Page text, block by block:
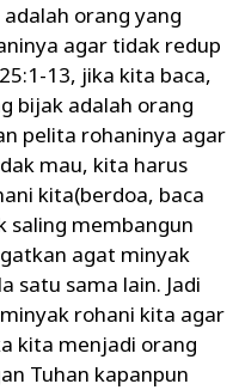
orang yang
agar tidak redup
13, jika kita baca,
bijak adalah orang
pelita rohaninya agar
mau, kita harus
kita(berdoa, baca
saling membangun
agat minyak
satu sama lain. Jadi
rohani kita agar
kita menjadi orang
Tuhan kapanpun